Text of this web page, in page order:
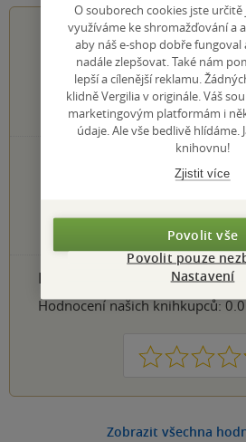
0.0z
0 hodnocení
4
0×
2
0×
1 hvezdička
PŘIDEJTE SVÉ HODNOCENÍ
Hodnocení našich knihkupců:
1 2 3 4 5
Zobrazit všechna
O souborech cookies jste určitě
využíváme ke shromažďování a
aby náš e-shop dobře fungoval
nadále zlepšovat. Také nám
lepší a cílenější reklamu.
klidně Vergilia v originále. Váš
marketingovým platformám i
údaje. Ale vše bedlivě hlídáme.
knihovnu!
Zjistit více
Povolit vše
Povolit pouze
Nastavení